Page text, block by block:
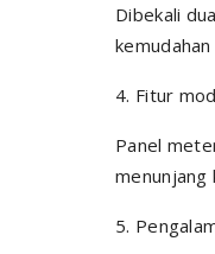
Dibekali
4. Fitur
Panel
menunjang
5.